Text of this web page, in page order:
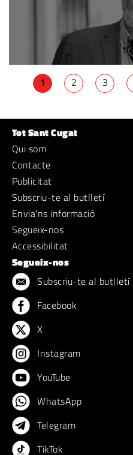
1 2 3
Tot Sant Cugat
Qui som
Contacte
Publicitat
Subscriu-te al butlletí
Envia'ns informació
Segueix-nos
Accessibilitat
Segueix-nos
Subscriu-te al butlletí
Facebook
X
Instagram
YouTube
WhatsApp
Telegram
TikTok